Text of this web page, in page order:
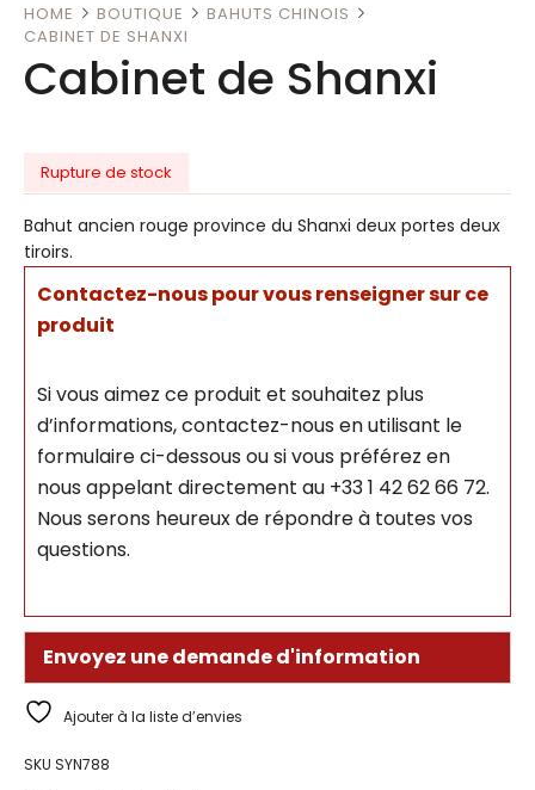
HOME BOUTIQUE
BAHUTS CHINOIS
CABINET DE SHANXI
Cabinet de Shanxi
Rupture de stock
Bahut ancien rouge province du Shanxi deux portes deux
tiroirs.
Contactez-nous pour vous renseigner sur ce
produit
Si vous aimez ce produit et souhaitez plus
d’informations, contactez-nous en utilisant le
formulaire ci-dessous ou si vous préférez en
nous appelant directement au +33 1 42 62 66 72.
Nous serons heureux de répondre à toutes vos
questions.
Envoyez une demande d'information
Ajouter à la liste d’envies
SKU SYN788